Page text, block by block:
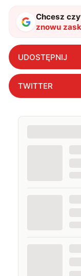
także
Chcesz
znowu
UDOSTĘPNIJ
TWITTER